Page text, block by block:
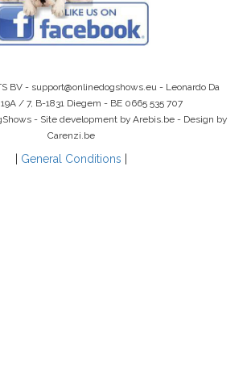
BV - support@onlinedogshows.eu - Leonardo Da
/ 7, B-1831 Diegem - BE 0665 535 707
- Site development by Arebis.be - Design by
Carenzi.be
General Conditions